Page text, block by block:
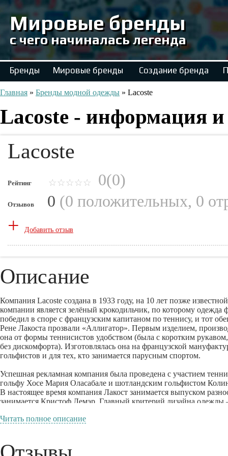
Мировые бренды
с чего начиналась легенда
Бренды Мировые бренды Создание бренда
Главная » Бренды модной одежды » Lacoste
Lacoste - информация
Lacoste
Рейтинг 0(0)
Отзывов 0 (0 положительных, 0
+ Добавить отзыв
Описание
Компания Lacoste создана в 1933 году, на 10 лет позже
компании является зелёный крокодильчик, по которому
победил в споре с французским капитаном по теннису, и тот
Рене Лакоста прозвали «Аллигатор». Первым изделием,
она от формы теннисистов удобством (была с коротким
без дискомфорта). Изготовлялась она на французской
гольфистов и для тех, кто занимается парусным спортом.
Успешная рекламная компания была проведена с участием
гольфу Хосе Мария Оласабале и шотландским гольфистом
В настоящее время компания Лакост занимается выпуском
занимается Кристоф Лемэр. Главный критерий дизайна одежды
ставка по-прежнему делается на спортивных молодых людей.
На официальном сайте продукция Lacoste предложена для 4
Читать полное описание